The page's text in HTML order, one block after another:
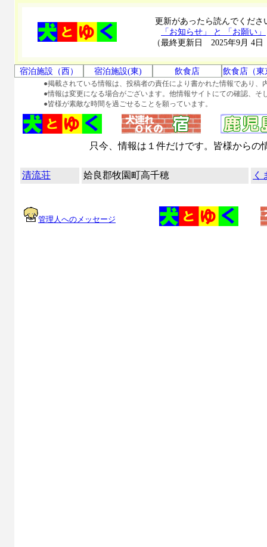
更新があったら読んでくださ
「お知らせ」 と 「お願い」
（最終更新日 2025年9月 4日
宿泊施設（西） 宿泊施設(東) 飲食店 飲食店（東
●掲載されている情報は、投稿者の責任により書かれた情報であり
●情報は変更になる場合がございます。他情報サイトにての確認、
●皆様が素敵な時間を過ごせることを願っています。
只今、情報は１件だけです。皆様からの
清流荘 姶良郡牧園町高千穂 く
管理人へのメッセージ